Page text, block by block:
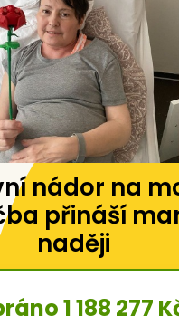
nádor na
přináší
naději
1 188 277